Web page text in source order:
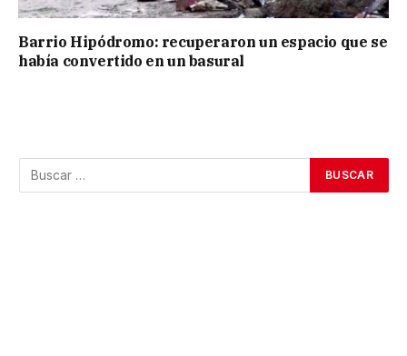
Barrio Hipódromo: recuperaron un espacio que se
había convertido en un basural